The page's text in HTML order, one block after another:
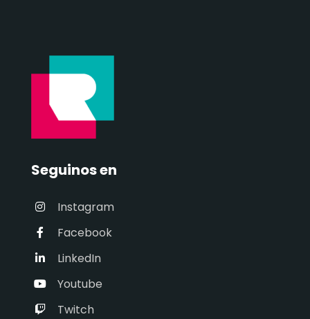
Seguinos en
Instagram
Facebook
LinkedIn
Youtube
Twitch